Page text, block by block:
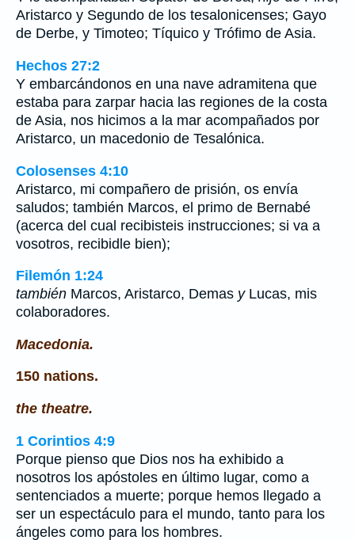
Aristarco y Segundo de los tesalonicenses; Gayo
de Derbe, y Timoteo; Tíquico y Trófimo de Asia.
Hechos 27:2
Y embarcándonos en una nave adramitena que
estaba para zarpar hacia las regiones de la costa
de Asia, nos hicimos a la mar acompañados por
Aristarco, un macedonio de Tesalónica.
Colosenses 4:10
Aristarco, mi compañero de prisión, os envía
saludos; también Marcos, el primo de Bernabé
(acerca del cual recibisteis instrucciones; si va a
vosotros, recibidle bien);
Filemón 1:24
también Marcos, Aristarco, Demas yLucas, mis
colaboradores.
Macedonia.
150 nations.
the theatre.
1 Corintios 4:9
Porque pienso que Dios nos ha exhibido a
nosotros los apóstoles en último lugar, como a
sentenciados a muerte; porque hemos llegado a
ser un espectáculo para el mundo, tanto para los
ángeles como para los hombres.